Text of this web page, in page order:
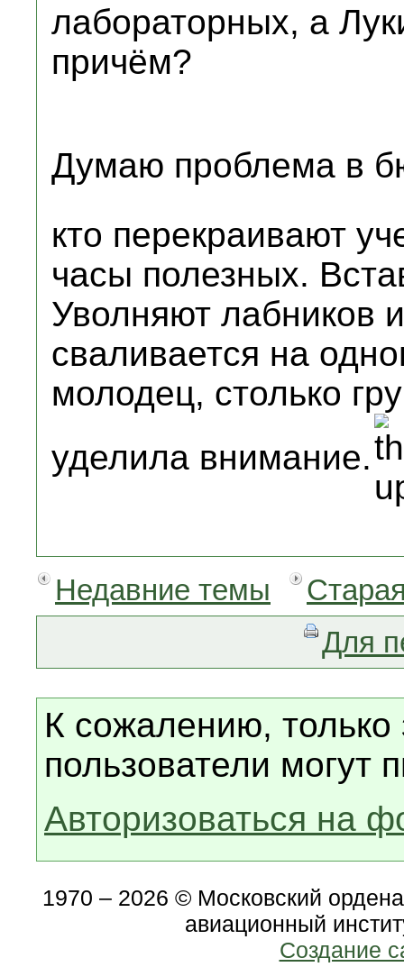
лабораторных, а
причём?
Думаю проблема в
кто перекраивают
часы полезных.
Уволняют лабников
сваливается на
молодец, столько
уделила внимание.
Недавние темы
Для
К сожалению, только
пользователи могут
Авторизоваться на
1970 – 2026 © Московский
авиационный
Создание